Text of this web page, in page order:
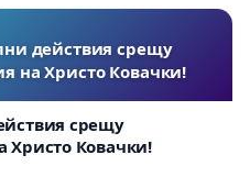
действия срещу
на Христо Ковачки!
срещу
Христо Ковачки!